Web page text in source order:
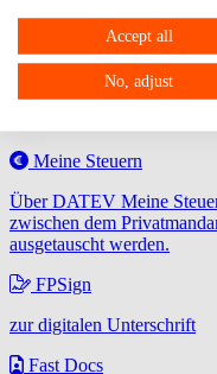
Freigaben und
Unternehmen Online
Ihr Programm für den
Meine Steuern
Über DATEV Meine
zwischen dem
ausgetauscht werden.
FPSign
zur digitalen Unterschrift
Fast Docs
Accept all
No, adjust